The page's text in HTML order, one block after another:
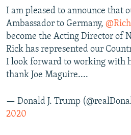
I am pleased to announce that
Ambassador to Germany,
become the Acting Director of
Rick has represented our
I look forward to working with
thank Joe Maguire....
— Donald J. Trump
2020